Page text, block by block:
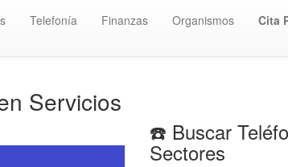
Telefonía Finanzas Organismos Cita
Servicios
☎️ Buscar
Sectores